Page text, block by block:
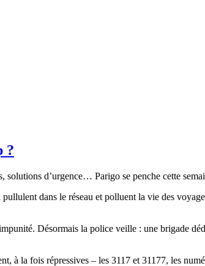
?
solutions d’urgence… Parigo se penche cette
dans le réseau et polluent la vie des
Désormais la police veille : une brigade
à la fois répressives – les 3117 et 31177, les